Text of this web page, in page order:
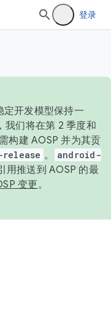
登录
定开发模型保持一
我们将在第 2 季度和
构建 AOSP 并为其贡
。
android-
用推送到 AOSP 的最
变更。